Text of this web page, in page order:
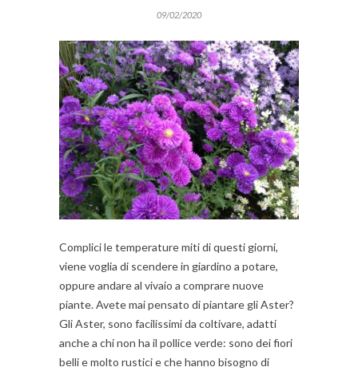
09/02/2020
Complici le temperature miti di questi giorni,
viene voglia di scendere in giardino a potare,
oppure andare al vivaio a comprare nuove
piante. Avete mai pensato di piantare gli Aster?
Gli Aster, sono facilissimi da coltivare, adatti
anche a chi non ha il pollice verde: sono dei fiori
belli e molto rustici e che hanno bisogno di